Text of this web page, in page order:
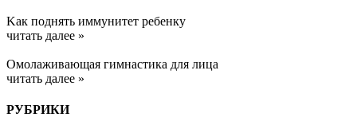
Kак поднять иммунитет ребенку
читать далее »
Омолаживающая гимнастика для лица
читать далее »
РУБРИКИ